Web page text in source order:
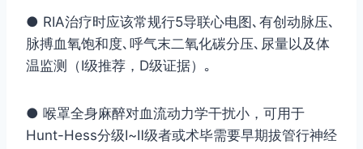
● RIA治疗时应该常规行5导联心电图､有创动脉压､
脉搏血氧饱和度､呼气末二氧化碳分压､尿量以及体
温监测（Ⅰ级推荐，D级证据）｡
● 喉罩全身麻醉对血流动力学干扰小，可用于
Hunt-Hess分级Ⅰ~Ⅱ级者或术毕需要早期拔管行神经